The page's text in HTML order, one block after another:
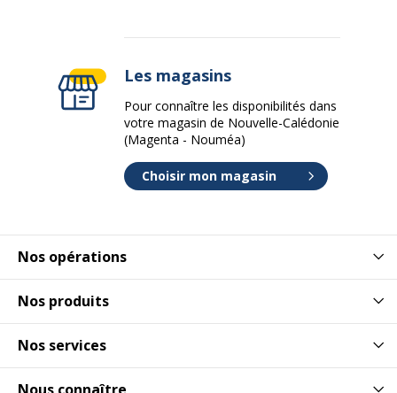
Nos opérations
Nos produits
Nos services
Les magasins
Pour connaître les disponibilités dans
votre magasin de Nouvelle-Calédonie
(Magenta - Nouméa)
Choisir mon magasin